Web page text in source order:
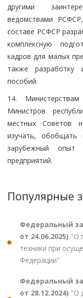
другими
ведомствами
составе РСФСР
комплексную
кадров для малых
также
пособий.
14.
Министров
местных Советов
изучать, обобщать
зарубежный опыт
предприятий.
Популярные
Федеральный
от 24.06.2025) "О
техники при
Федерации"
Федеральный
от 28.12.2024) "О